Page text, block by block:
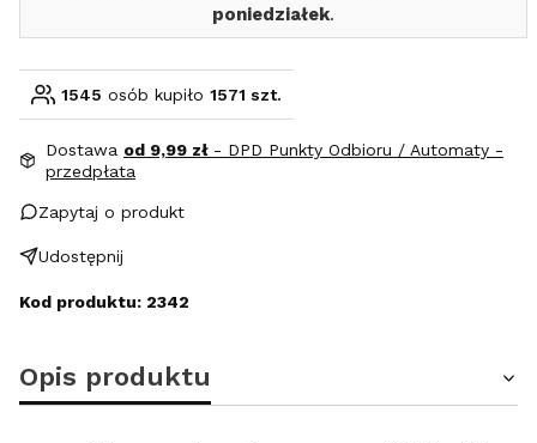
poniedziałek.
1545 osób kupiło 1571 szt.
Dostawa od 9,99 zł - DPD Punkty Odbioru / Automaty -
przedpłata
Zapytaj o produkt
Udostępnij
Kod produktu: 2342
Opis produktu